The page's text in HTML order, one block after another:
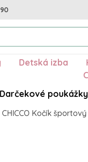
Detská izba
Darčekové poukážky
CHICCO Kočík